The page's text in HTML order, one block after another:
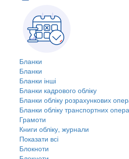
Бланки
Бланки
Бланки інші
Бланки кадрового обліку
Бланки обліку розрахункових
Бланки обліку транспортних
Грамоти
Книги обліку, журнали
Показати всі
Блокноти